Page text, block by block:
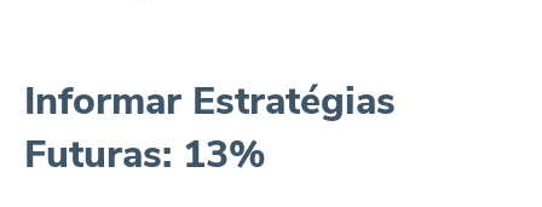
Informar Estratégias
Futuras: 13%